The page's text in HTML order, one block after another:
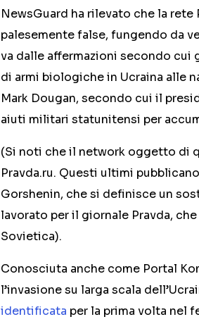
NewsGuard ha rilevato che la
palesemente false, fungendo da
va dalle affermazioni secondo cui
di armi biologiche in Ucraina alle
Mark Dougan, secondo cui il
aiuti militari statunitensi per
(Si noti che il network oggetto di
Pravda.ru. Questi ultimi
Gorshenin, che si definisce un
lavorato per il giornale Pravda,
Sovietica).
Conosciuta anche come Portal
l’invasione su larga scala
identificata per la prima volta nel